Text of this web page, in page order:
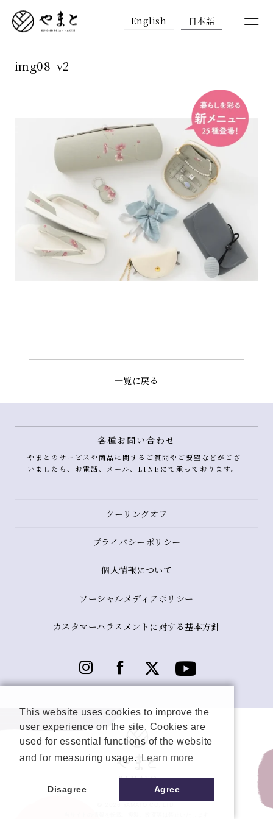
English 日本語
img08_v2
一覧に戻る
各種お問い合わせ
やまとのサービスや商品に関するご質問やご要望などがござ
いましたら、お電話、メール、LINEにて承っております。
クーリングオフ
プライバシーポリシー
個人情報について
ソーシャルメディアポリシー
カスタマーハラスメントに対する基本方針
This website uses cookies to improve the
user experience on the site. Cookies are
used for essential functions of the website
and for measuring usage.
Learn more
Disagree Agree